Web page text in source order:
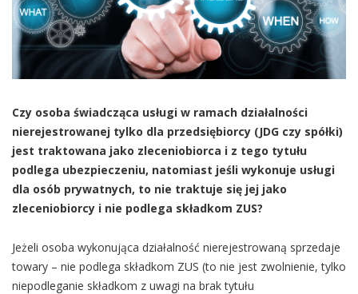
Czy osoba świadcząca usługi w ramach działalności
nierejestrowanej tylko dla przedsiębiorcy (JDG czy spółki)
jest traktowana jako zleceniobiorca i z tego tytułu
podlega ubezpieczeniu, natomiast jeśli wykonuje usługi
dla osób prywatnych, to nie traktuje się jej jako
zleceniobiorcy i nie podlega składkom ZUS?
Jeżeli osoba wykonująca działalność nierejestrowaną sprzedaje
towary – nie podlega składkom ZUS (to nie jest zwolnienie, tylko
niepodleganie składkom z uwagi na brak tytułu